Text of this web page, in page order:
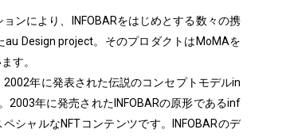
ンにより、INFOBARをはじめとする数々の携
Design project。そのプロダクトはMoMAを
す。
年に発表された伝説のコンセプトモデルin
2003年に発売されたINFOBARの原形であるinf
シャルなNFTコンテンツです。INFOBARのデ